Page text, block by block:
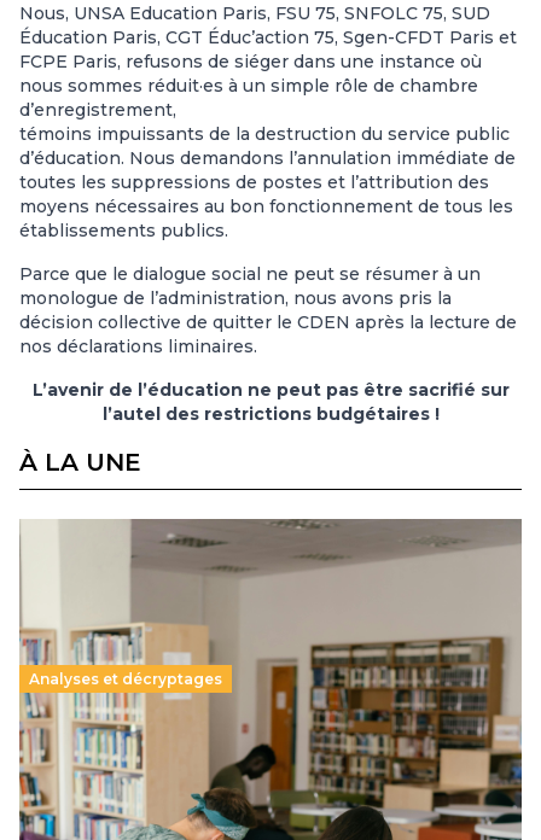
Nous, UNSA Education Paris, FSU 75, SNFOLC 75, SUD
Éducation Paris, CGT Éduc’action 75, Sgen-CFDT Paris et
FCPE Paris, refusons de siéger dans une instance où
nous sommes réduit·es à un simple rôle de chambre
d’enregistrement,
témoins impuissants de la destruction du service public
d’éducation. Nous demandons l’annulation immédiate de
toutes les suppressions de postes et l’attribution des
moyens nécessaires au bon fonctionnement de tous les
établissements publics.
Parce que le dialogue social ne peut se résumer à un
monologue de l’administration, nous avons pris la
décision collective de quitter le CDEN après la lecture de
nos déclarations liminaires.
L’avenir de l’éducation ne peut pas être sacrifié sur
l’autel des restrictions budgétaires !
À LA UNE
Analyses et décryptages
Supérieur privé : une dérive qui met à mal la
promesse républicaine
11 juillet 2026-
Le projet de loi sur la régulation de l’enseignement